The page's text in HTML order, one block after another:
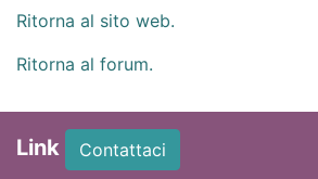
Ritorna al sito web.
Ritorna al forum.
Link
Contattaci